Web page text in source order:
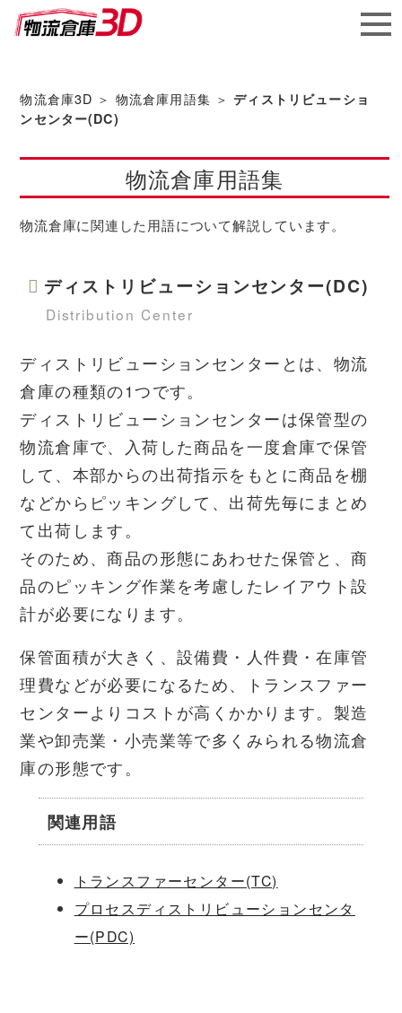
ソフ
ト株
式会社
物流倉庫3D ＞ 物流倉庫用語集 ＞ディストリビューショ
ンセンター(DC)
物流倉庫用語集
物流倉庫に関連した用語について解説しています。
ディストリビューションセンター(DC)
Distribution Center
ディストリビューションセンターとは、物流
倉庫の種類の1つです。
ディストリビューションセンターは保管型の
物流倉庫で、入荷した商品を一度倉庫で保管
して、本部からの出荷指示をもとに商品を棚
などからピッキングして、出荷先毎にまとめ
て出荷します。
そのため、商品の形態にあわせた保管と、商
品のピッキング作業を考慮したレイアウト設
計が必要になります。
保管面積が大きく、設備費・人件費・在庫管
理費などが必要になるため、トランスファー
センターよりコストが高くかかります。製造
業や卸売業・小売業等で多くみられる物流倉
庫の形態です。
関連用語
トランスファーセンター(TC)
プロセスディストリビューションセンタ
ー(PDC)